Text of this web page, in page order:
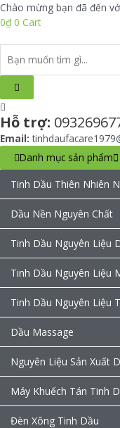
Skip
to
Chào mừng bạn đã đến
0₫ 0 Cart
Hỗ trợ:
Email:
Danh mục sản phẩm
Tinh Dầu Thiên Nhiên
Dầu Nền Nguyên Chất
Tinh Dầu Nguyên Liệu
Tinh Dầu Nguyên Liệu
Tinh Dầu Nguyên Liệu
Dầu Massage
Nguyên Liệu Sản Xuất
Máy Khuếch Tán Tinh
Đèn Xông Tinh Dầu